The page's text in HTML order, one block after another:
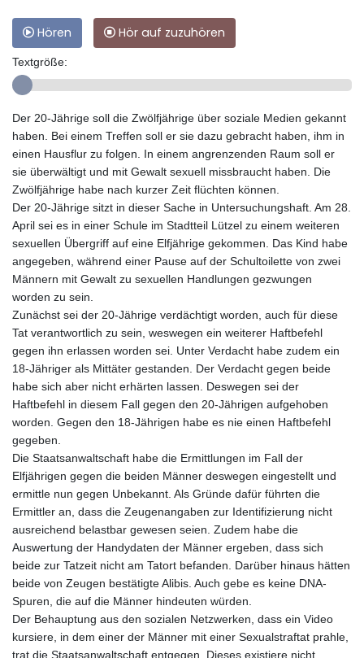
Hören Hör auf zuzuhören
Textgröße:
Der 20-Jährige soll die Zwölfjährige über soziale Medien gekannt
haben. Bei einem Treffen soll er sie dazu gebracht haben, ihm in
einen Hausflur zu folgen. In einem angrenzenden Raum soll er
sie überwältigt und mit Gewalt sexuell missbraucht haben. Die
Zwölfjährige habe nach kurzer Zeit flüchten können.
Der 20-Jährige sitzt in dieser Sache in Untersuchungshaft. Am 28.
April sei es in einer Schule im Stadtteil Lützel zu einem weiteren
sexuellen Übergriff auf eine Elfjährige gekommen. Das Kind habe
angegeben, während einer Pause auf der Schultoilette von zwei
Männern mit Gewalt zu sexuellen Handlungen gezwungen
worden zu sein.
Zunächst sei der 20-Jährige verdächtigt worden, auch für diese
Tat verantwortlich zu sein, weswegen ein weiterer Haftbefehl
gegen ihn erlassen worden sei. Unter Verdacht habe zudem ein
18-Jähriger als Mittäter gestanden. Der Verdacht gegen beide
habe sich aber nicht erhärten lassen. Deswegen sei der
Haftbefehl in diesem Fall gegen den 20-Jährigen aufgehoben
worden. Gegen den 18-Jährigen habe es nie einen Haftbefehl
gegeben.
Die Staatsanwaltschaft habe die Ermittlungen im Fall der
Elfjährigen gegen die beiden Männer deswegen eingestellt und
ermittle nun gegen Unbekannt. Als Gründe dafür führten die
Ermittler an, dass die Zeugenangaben zur Identifizierung nicht
ausreichend belastbar gewesen seien. Zudem habe die
Auswertung der Handydaten der Männer ergeben, dass sich
beide zur Tatzeit nicht am Tatort befanden. Darüber hinaus hätten
beide von Zeugen bestätigte Alibis. Auch gebe es keine DNA-
Spuren, die auf die Männer hindeuten würden.
Der Behauptung aus den sozialen Netzwerken, dass ein Video
kursiere, in dem einer der Männer mit einer Sexualstraftat prahle,
trat die Staatsanwaltschaft entgegen. Dieses existiere nicht.